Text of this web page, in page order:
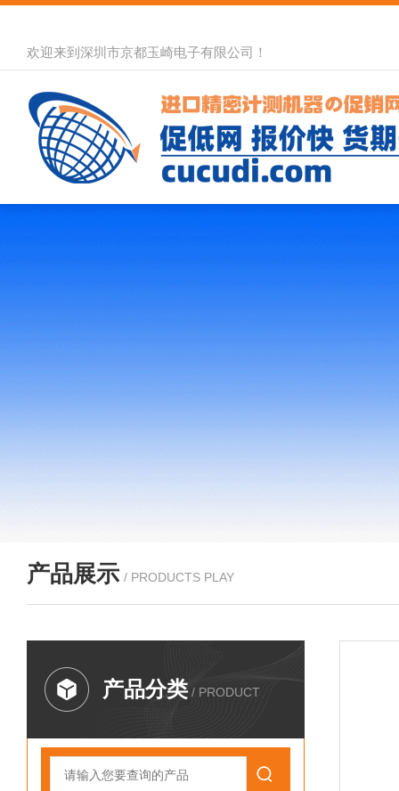
欢迎来到深圳市京都玉崎电子有限公司！
产品展示 / PRODUCTS PLAY
产品分类 / PRODUCT